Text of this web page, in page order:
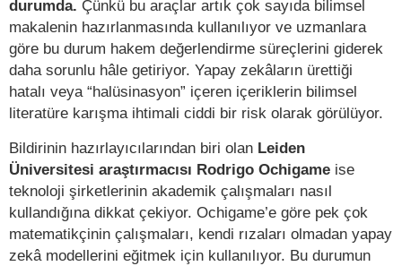
durumda. Çünkü bu araçlar artık çok sayıda bilimsel
makalenin hazırlanmasında kullanılıyor ve uzmanlara
göre bu durum hakem değerlendirme süreçlerini giderek
daha sorunlu hâle getiriyor. Yapay zekâların ürettiği
hatalı veya “halüsinasyon” içeren içeriklerin bilimsel
literatüre karışma ihtimali ciddi bir risk olarak görülüyor.
Bildirinin hazırlayıcılarından biri olan Leiden
Üniversitesi araştırmacısı Rodrigo Ochigame ise
teknoloji şirketlerinin akademik çalışmaları nasıl
kullandığına dikkat çekiyor. Ochigame’e göre pek çok
matematikçinin çalışmaları, kendi rızaları olmadan yapay
zekâ modellerini eğitmek için kullanılıyor. Bu durumun